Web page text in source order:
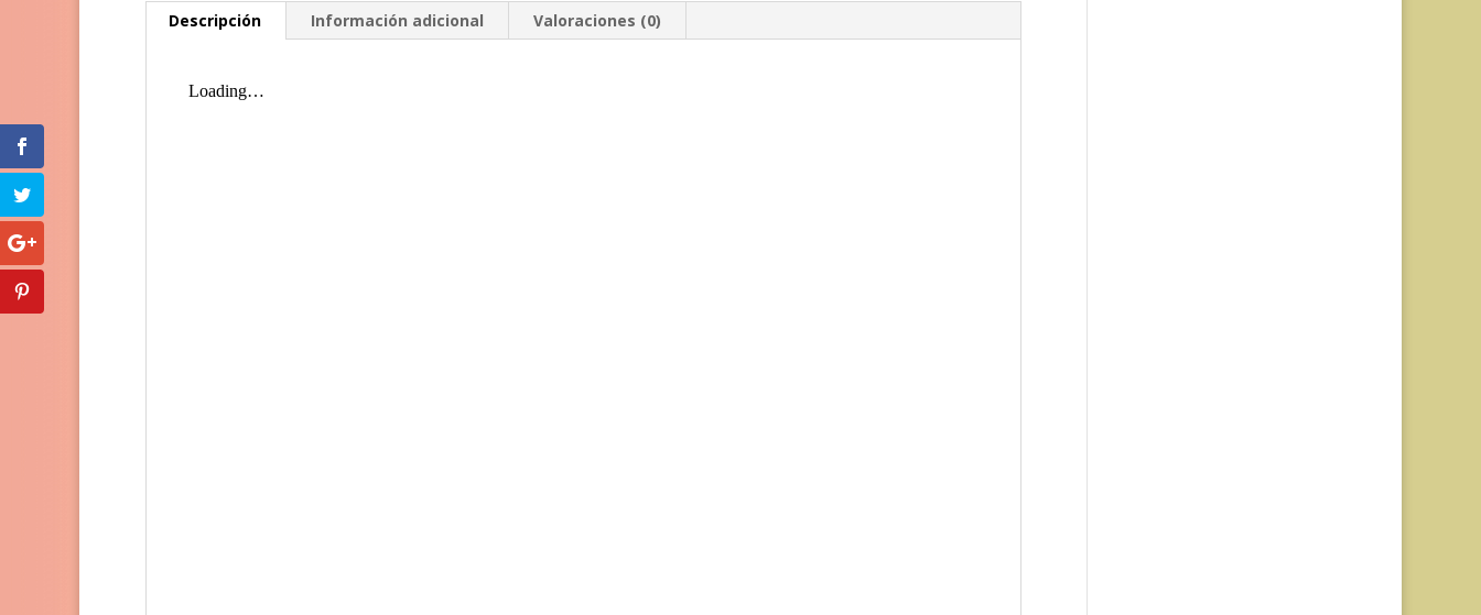
Descripción Información adicional Valoraciones (0)